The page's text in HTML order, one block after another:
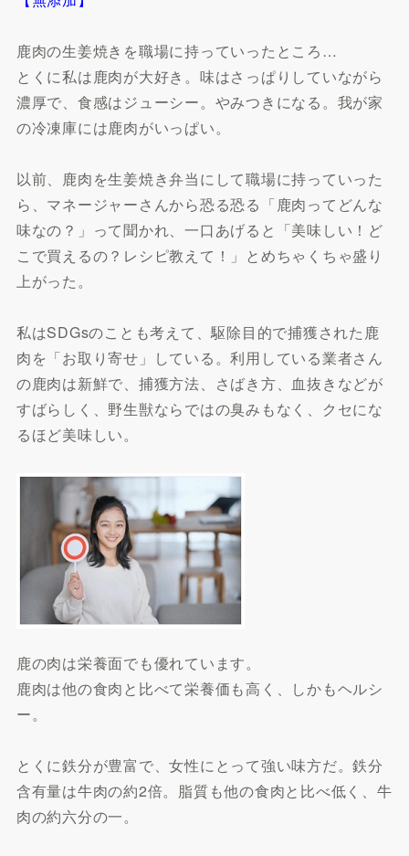
鹿肉の生姜焼きを職場に持っていったところ…
とくに私は鹿肉が大好き。味はさっぱりしていながら
濃厚で、食感はジューシー。やみつきになる。我が家
の冷凍庫には鹿肉がいっぱい。
以前、鹿肉を生姜焼き弁当にして職場に持っていった
ら、マネージャーさんから恐る恐る「鹿肉ってどんな
味なの？」って聞かれ、一口あげると「美味しい！ど
こで買えるの？レシピ教えて！」とめちゃくちゃ盛り
上がった。
私はSDGsのことも考えて、駆除目的で捕獲された鹿
肉を「お取り寄せ」している。利用している業者さん
の鹿肉は新鮮で、捕獲方法、さばき方、血抜きなどが
すばらしく、野生獣ならではの臭みもなく、クセにな
るほど美味しい。
鹿の肉は栄養面でも優れています。
鹿肉は他の食肉と比べて栄養価も高く、しかもヘルシ
ー。
とくに鉄分が豊富で、女性にとって強い味方だ。鉄分
含有量は牛肉の約2倍。脂質も他の食肉と比べ低く、牛
肉の約六分の一。